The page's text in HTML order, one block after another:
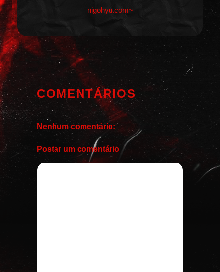
nigohyu.com~
COMENTÁRIOS
Nenhum comentário:
Postar um comentário